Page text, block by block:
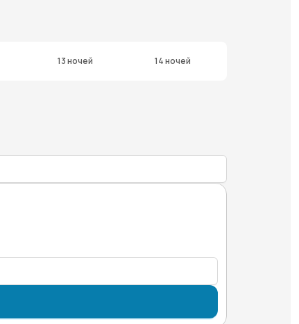
13 ночей 14 ночей